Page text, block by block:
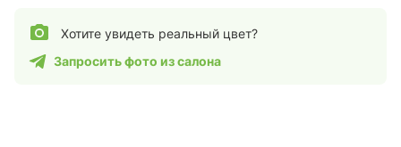
Хотите увидеть реальный цвет?
Запросить фото из салона